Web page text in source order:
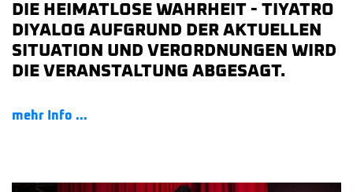
DIE HEIMATLOSE WAHRHEIT - TIYATRO
DIYALOG AUFGRUND DER AKTUELLEN
SITUATION UND VERORDNUNGEN WIRD
DIE VERANSTALTUNG ABGESAGT.
mehr Info ...